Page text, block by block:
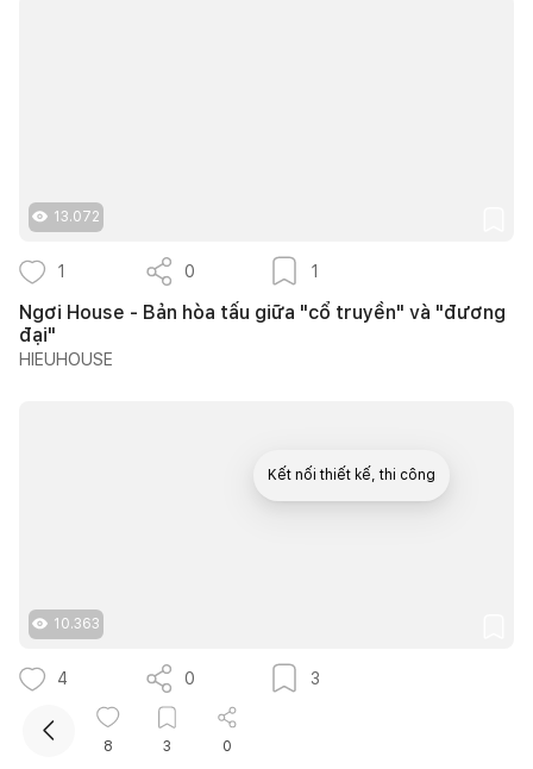
13.072
1 0 1
Ngơi House - Bản hòa tấu giữa "cổ truyền" và "đương
đại"
HIEUHOUSE
10.363
4 0 3
25 mẫu bàn làm việc dưới gầm cầu thang đẹp giúp tận
dụng diện tích tưởng chừng bị bỏ quên
8 3 0
Kết nối thiết kế, thi công